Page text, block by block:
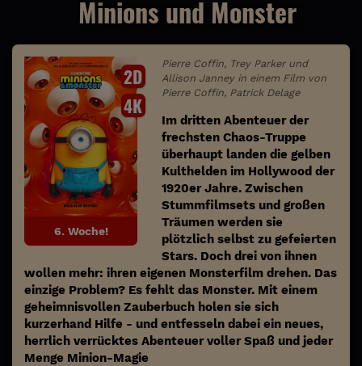
Minions und Monster
2D
4K
6. Woche!
Pierre Coffin, Trey Parker und
Allison Janney in einem Film von
Pierre Coffin, Patrick Delage
Im dritten Abenteuer der
frechsten Chaos-Truppe
überhaupt landen die gelben
Kulthelden im Hollywood der
1920er Jahre. Zwischen
Stummfilmsets und großen
Träumen werden sie
plötzlich selbst zu gefeierten
Stars. Doch drei von ihnen
wollen mehr: ihren eigenen Monsterfilm drehen. Das
einzige Problem? Es fehlt das Monster. Mit einem
geheimnisvollen Zauberbuch holen sie sich
kurzerhand Hilfe - und entfesseln dabei ein neues,
herrlich verrücktes Abenteuer voller Spaß und jeder
Menge Minion-Magie